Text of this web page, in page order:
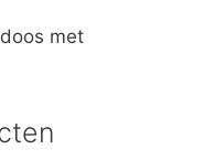
met